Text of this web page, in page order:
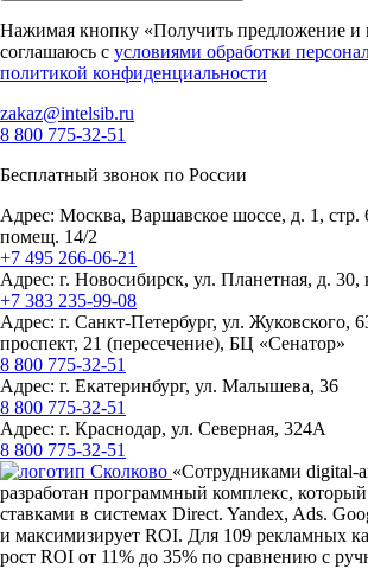
Нажимая кнопку «Получить предложение и
соглашаюсь с условиями обработки
политикой конфиденциальности
zakaz@intelsib.ru
8 800 775-32-51
Бесплатный звонок по России
Адрес: Москва, Варшавское шоссе, д. 1, стр.
помещ. 14/2
+7 495 266-06-21
Адрес: г. Новосибирск, ул. Планетная, д. 30,
+7 383 235-99-08
Адрес: г. Санкт-Петербург, ул. Жуковского,
проспект, 21 (пересечение), БЦ «Сенатор»
8 800 775-32-51
Адрес: г. Екатеринбург, ул. Малышева, 36
8 800 775-32-51
Адрес: г. Краснодар, ул. Северная, 324А
8 800 775-32-51
«Сотрудниками digital-
разработан программный комплекс, который
ставками в системах Direct. Yandex, Ads.
и максимизирует ROI. Для 109 рекламных
рост ROI от 11% до 35% по сравнению с